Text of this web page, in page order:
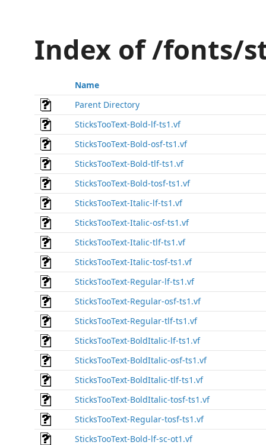
Index of /fonts/
Name
Parent Directory
SticksTooText-Bold-lf-ts1.vf
SticksTooText-Bold-osf-ts1.vf
SticksTooText-Bold-tlf-ts1.vf
SticksTooText-Bold-tosf-ts1.vf
SticksTooText-Italic-lf-ts1.vf
SticksTooText-Italic-osf-ts1.vf
SticksTooText-Italic-tlf-ts1.vf
SticksTooText-Italic-tosf-ts1.vf
SticksTooText-Regular-lf-ts1.vf
SticksTooText-Regular-osf-ts1.vf
SticksTooText-Regular-tlf-ts1.vf
SticksTooText-BoldItalic-lf-ts1.vf
SticksTooText-BoldItalic-osf-ts1.vf
SticksTooText-BoldItalic-tlf-ts1.vf
SticksTooText-BoldItalic-tosf-ts1.vf
SticksTooText-Regular-tosf-ts1.vf
SticksTooText-Bold-lf-sc-ot1.vf